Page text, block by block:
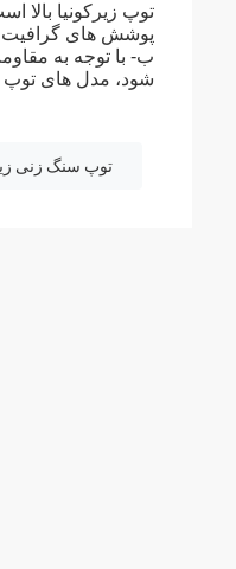
توپ زیرکونیا بالا
پوشش های گرافیت
ب- با توجه به
شود، مدل های توپ سرامیکی
توپ سنگ زنی